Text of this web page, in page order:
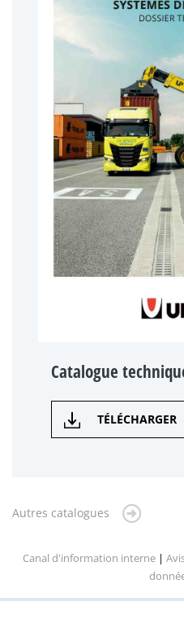
Catalogue
TÉLÉCHARGER
Autres catalogues
Canal d'information interne |